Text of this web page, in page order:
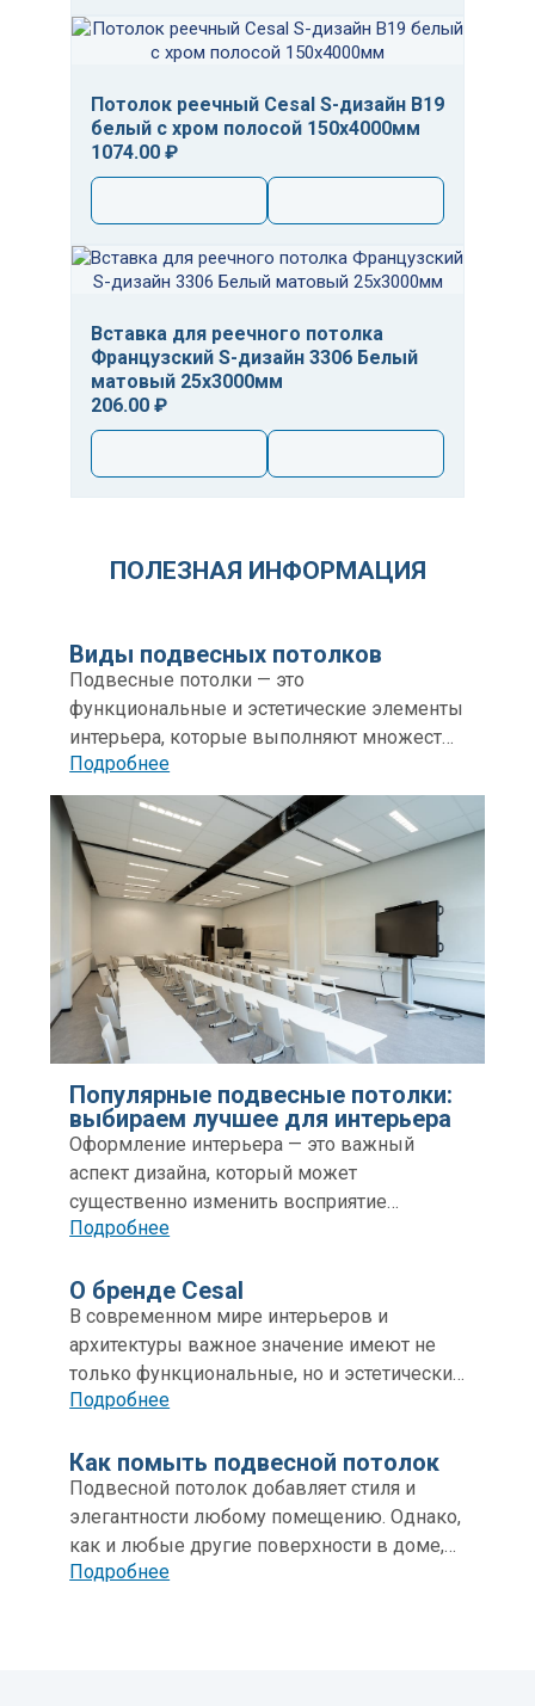
Потолок реечный Cesal S-дизайн B19
белый с хром полосой 150х4000мм
1074.00 ₽
Вставка для реечного потолка
Французский S-дизайн 3306 Белый
матовый 25х3000мм
206.00 ₽
ПОЛЕЗНАЯ ИНФОРМАЦИЯ
Виды подвесных потолков
Подвесные потолки — это
функциональные и эстетические элементы
интерьера, которые выполняют множество
задач: от улучшения акустики и
теплоизоляции до скрытия инженерных
коммуникаций.
Подробнее
Популярные подвесные потолки:
выбираем лучшее для интерьера
Оформление интерьера — это важный
аспект дизайна, который может
существенно изменить восприятие
пространства. Одним из ключевых
подвесные потолки. Они не только
выполняют функциональную роль,
скрывая коммуникации и проводку, но и
становятся важным стилевым акцентом в
оформлении помещения. Разнообразие
современном рынке, позволяет выбрать
идеальный вариант для любого интерьера:
от классического до ультрасовременного.
Подробнее
О бренде Cesal
В современном мире интерьеров и
архитектуры важное значение имеют не
только функциональные, но и эстетические
аспекты, которые способны существенно
Российский производитель металлических
потолочных систем предлагает широкий
спектр решений для различных типов
помещений, сочетающих в себе высокое
качество, дизайнерскую индивидуальность
Подробнее
Как помыть подвесной потолок
Подвесной потолок добавляет стиля и
элегантности любому помещению. Однако,
как и любые другие поверхности в доме,
он нуждается в регулярном
Подробнее